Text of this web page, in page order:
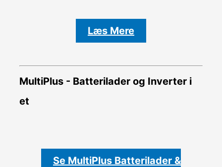
Læs Mere
MultiPlus - Batterilader og Inverter i
et
Se MultiPlus Batterilader &